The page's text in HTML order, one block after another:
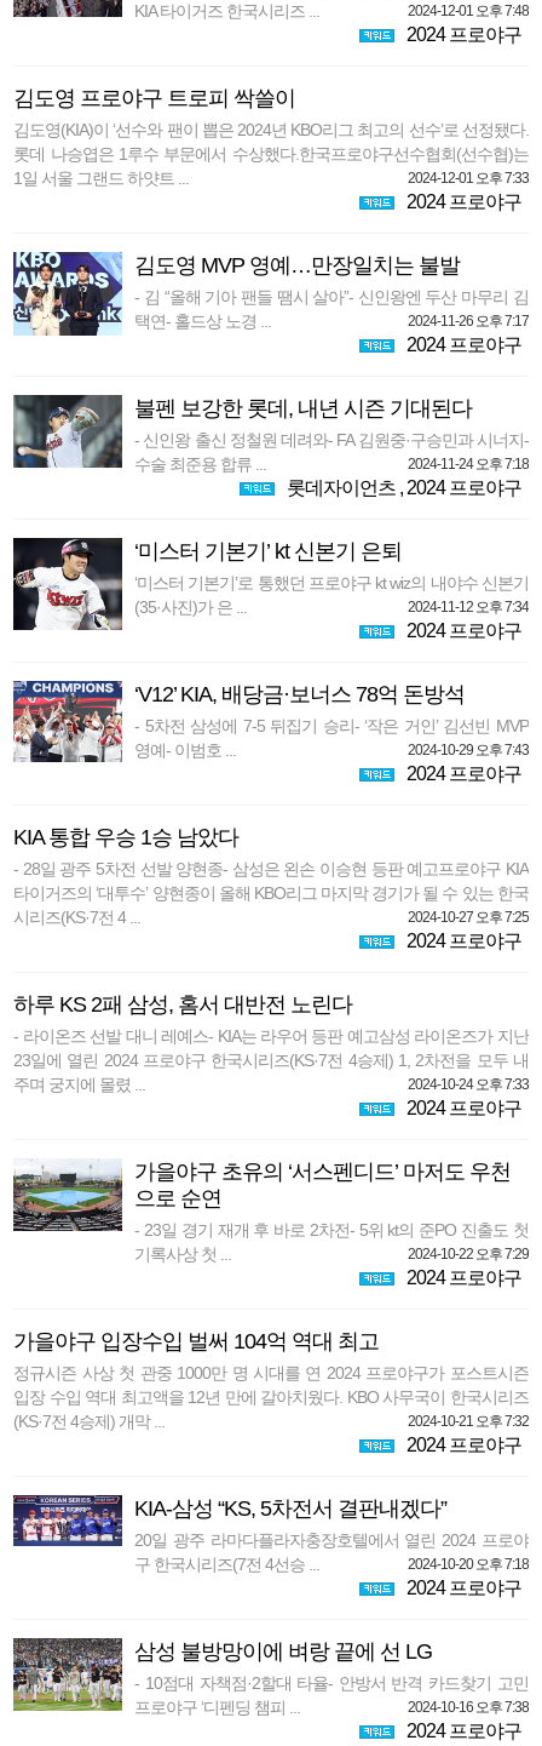
KIA 타이거즈 한국시리즈 ...
2024-12-01 오후 7:48
2024 프로야구
김도영 프로야구 트로피 싹쓸이
김도영(KIA)이 ‘선수와 팬이 뽑은 2024년 KBO리그 최고의 선수’로 선정됐다.
롯데 나승엽은 1루수 부문에서 수상했다.한국프로야구선수협회(선수협)는
1일 서울 그랜드 하얏트 ...
2024-12-01 오후 7:33
2024 프로야구
김도영 MVP 영예…만장일치는 불발
- 김 “올해 기아 팬들 땜시 살아”- 신인왕엔 두산 마무리 김
택연- 홀드상 노경 ...
2024-11-26 오후 7:17
2024 프로야구
불펜 보강한 롯데, 내년 시즌 기대된다
- 신인왕 출신 정철원 데려와- FA 김원중·구승민과 시너지-
수술 최준용 합류 ...
2024-11-24 오후 7:18
롯데자이언츠, 2024 프로야구
‘미스터 기본기’ kt 신본기 은퇴
‘미스터 기본기’로 통했던 프로야구 kt wiz의 내야수 신본기
(35·사진)가 은 ...
2024-11-12 오후 7:34
2024 프로야구
‘V12’ KIA, 배당금·보너스 78억 돈방석
- 5차전 삼성에 7-5 뒤집기 승리- ‘작은 거인’ 김선빈 MVP
영예- 이범호 ...
2024-10-29 오후 7:43
2024 프로야구
KIA 통합 우승 1승 남았다
- 28일 광주 5차전 선발 양현종- 삼성은 왼손 이승현 등판 예고프로야구 KIA
타이거즈의 ‘대투수’ 양현종이 올해 KBO리그 마지막 경기가 될 수 있는 한국
시리즈(KS·7전 4 ...
2024-10-27 오후 7:25
2024 프로야구
하루 KS 2패 삼성, 홈서 대반전 노린다
- 라이온즈 선발 대니 레예스- KIA는 라우어 등판 예고삼성 라이온즈가 지난
23일에 열린 2024 프로야구 한국시리즈(KS·7전 4승제) 1, 2차전을 모두 내
주며 궁지에 몰렸 ...
2024-10-24 오후 7:33
2024 프로야구
가을야구 초유의 ‘서스펜디드’ 마저도 우천
으로 순연
- 23일 경기 재개 후 바로 2차전- 5위 kt의 준PO 진출도 첫
기록사상 첫 ...
2024-10-22 오후 7:29
2024 프로야구
가을야구 입장수입 벌써 104억 역대 최고
정규시즌 사상 첫 관중 1000만 명 시대를 연 2024 프로야구가 포스트시즌
입장 수입 역대 최고액을 12년 만에 갈아치웠다. KBO 사무국이 한국시리즈
(KS·7전 4승제) 개막 ...
2024-10-21 오후 7:32
2024 프로야구
KIA-삼성 “KS, 5차전서 결판내겠다”
20일 광주 라마다플라자충장호텔에서 열린 2024 프로야
구 한국시리즈(7전 4선승 ...
2024-10-20 오후 7:18
2024 프로야구
삼성 불방망이에 벼랑 끝에 선 LG
- 10점대 자책점·2할대 타율- 안방서 반격 카드찾기 고민
프로야구 ‘디펜딩 챔피 ...
2024-10-16 오후 7:38
2024 프로야구